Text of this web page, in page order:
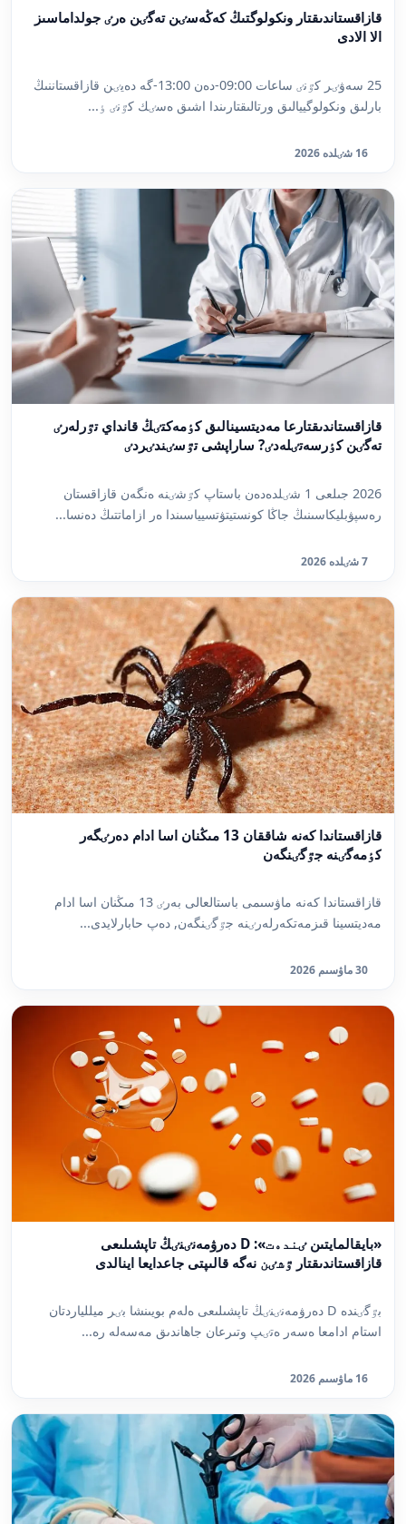
قازاقستاندىقتار ونكولوگتىڭ كەڭەسٸن تەگٸن ەرٸ جولداماسىز
الا الادى
25 سەۋٸر كٷنٸ ساعات 09:00-دەن 13:00-گە دەيٸن قازاقستاننىڭ
بارلىق ونكولوگييالىق ورتالىقتارىندا اشىق ەسٸك كٷنٸ ٶ...
16 شٸلدە 2026
قازاقستاندىقتارعا مەديتسينالىق كٶمەكتٸڭ قانداي تٷرلەرٸ
تەگٸن كٶرسەتٸلەدٸ? ساراپشى تٷسٸندٸردٸ
2026 جىلعى 1 شٸلدەدەن باستاپ كٷشٸنە ەنگەن قازاقستان
رەسپۋبليكاسىنىڭ جاڭا كونستيتۋتسيياسىندا ەر ازاماتتىڭ دەنسا...
7 شٸلدە 2026
قازاقستاندا كەنە شاققان 13 مىڭنان اسا ادام دەرٸگەر
كٶمەگٸنە جٷگٸنگەن
قازاقستاندا كەنە ماۋسىمى باستالعالى بەرٸ 13 مىڭنان اسا ادام
مەديتسينا قىزمەتكەرلەرٸنە جٷگٸنگەن, دەپ حابارلايدى...
30 ماۋسىم 2026
«بايقالمايتىن ٸندەت»: D دەرۋمەنٸنٸڭ تاپشىلىعى
قازاقستاندىقتار ٷشٸن نەگە قالىپتى جاعدايعا اينالدى
بٷگٸندە D دەرۋمەنٸنٸڭ تاپشىلىعى ەلەم بويىنشا بٸر ميللياردتان
استام ادامعا ەسەر ەتٸپ وتىرعان جاھاندىق مەسەلە رە...
16 ماۋسىم 2026